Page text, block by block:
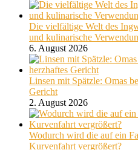
Die vielfältige Welt des
und kulinarische
6. August 2026
Linsen mit Spätzle: Omas
Gericht
2. August 2026
Wodurch wird die auf ein
Kurvenfahrt vergrößert?